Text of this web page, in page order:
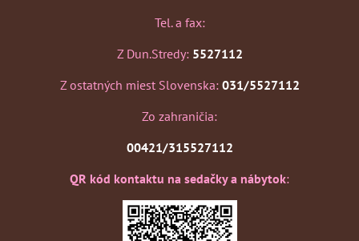
Tel. a fax:
Z Dun.Stredy: 5527112
Z ostatných miest Slovenska: 031/5527112
Zo zahraničia:
00421/315527112
QR kód kontaktu na sedačky a nábytok: